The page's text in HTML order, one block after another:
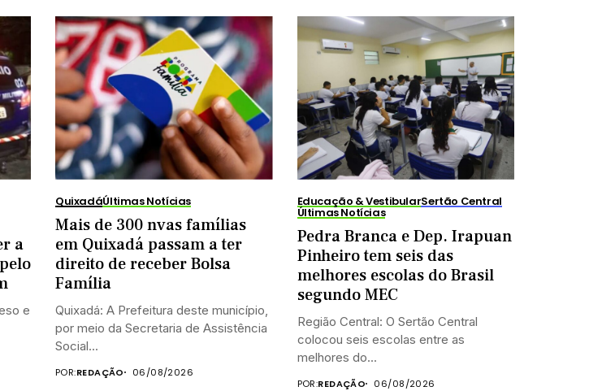
a
e
QuixadáÚltimas Notícias
Mais de 300 nvas famílias
em Quixadá passam a ter
direito de receber Bolsa
Família
Quixadá: A Prefeitura deste município,
por meio da Secretaria de Assistência
Social...
POR:REDAÇÃO 06/08/2026
Educação & VestibularSertão Central
Últimas Notícias
Pedra Branca e Dep. Irapuan
Pinheiro tem seis das
melhores escolas do Brasil
segundo MEC
Região Central: O Sertão Central
colocou seis escolas entre as
melhores do...
POR:REDAÇÃO 06/08/2026